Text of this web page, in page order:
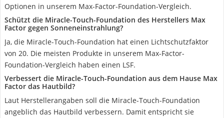
Optionen in unserem Max-Factor-Foundation-Vergleich.
Schützt die Miracle-Touch-Foundation des Herstellers Max
Factor gegen Sonneneinstrahlung?
Ja, die Miracle-Touch-Foundation hat einen Lichtschutzfaktor
von 20. Die meisten Produkte in unserem Max-Factor-
Foundation-Vergleich haben einen LSF.
Verbessert die Miracle-Touch-Foundation aus dem Hause Max
Factor das Hautbild?
Laut Herstellerangaben soll die Miracle-Touch-Foundation
angeblich das Hautbild verbessern. Damit entspricht sie